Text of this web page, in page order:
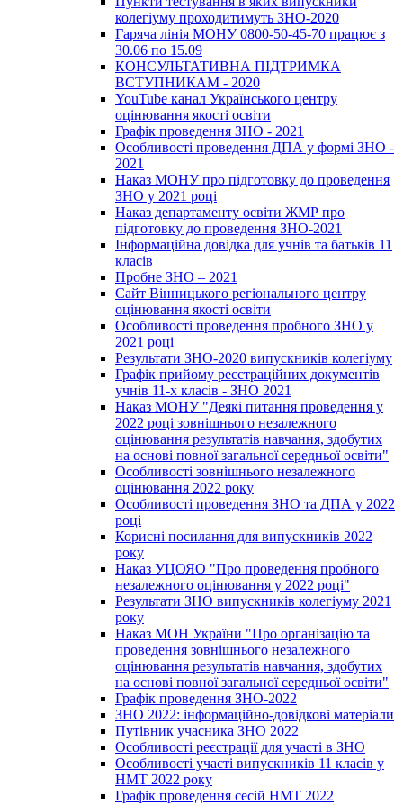
колегіуму проходитимуть ЗНО-2020
Гаряча лінія МОНУ 0800-50-45-70 працює з
30.06 по 15.09
КОНСУЛЬТАТИВНА ПІДТРИМКА
ВСТУПНИКАМ - 2020
YouTube канал Українського центру
оцінювання якості освіти
Графік проведення ЗНО - 2021
Особливості проведення ДПА у формі ЗНО -
2021
Наказ МОНУ про підготовку до проведення
ЗНО у 2021 році
Наказ департаменту освіти ЖМР про
підготовку до проведення ЗНО-2021
Інформаційна довідка для учнів та батьків 11
класів
Пробне ЗНО – 2021
Сайт Вінницького регіонального центру
оцінювання якості освіти
Особливості проведення пробного ЗНО у
2021 році
Результати ЗНО-2020 випускників колегіуму
Графік прийому реєстраційних документів
учнів 11-х класів - ЗНО 2021
Наказ МОНУ "Деякі питання проведення у
2022 році зовнішнього незалежного
оцінювання результатів навчання, здобутих
на основі повної загальної середньої освіти"
Особливості зовнішнього незалежного
оцінювання 2022 року
Особливості проведення ЗНО та ДПА у 2022
році
Корисні посилання для випускників 2022
року
Наказ УЦОЯО "Про проведення пробного
незалежного оцінювання у 2022 році"
Результати ЗНО випускників колегіуму 2021
року
Наказ МОН України "Про організацію та
проведення зовнішнього незалежного
оцінювання результатів навчання, здобутих
на основі повної загальної середньої освіти"
Графік проведення ЗНО-2022
ЗНО 2022: інформаційно-довідкові матеріали
Путівник учасника ЗНО 2022
Особливості реєстрації для участі в ЗНО
Особливості участі випускників 11 класів у
НМТ 2022 року
Графік проведення сесій НМТ 2022